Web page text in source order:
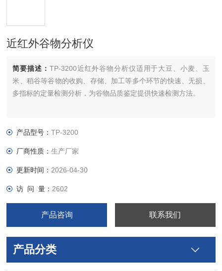
近红外谷物分析仪
简要描述： TP-3200近红外谷物分析仪适用于大豆、小麦、玉
米、稻谷等谷物的收购、存储、加工等多个环节的快速、无损、
多指标的定量检测分析，为谷物品质鉴定提供快速检测方法。
产品型号：TP-3200
厂商性质：生产厂家
更新时间： 2026-04-30
访 问 量： 2602
产品咨询 联系我们
产品分类